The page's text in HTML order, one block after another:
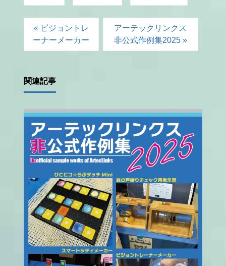
« ビジョントレ
ーナーメーカー
アーテックリンクス
非公式作例集2025 »
関連記事